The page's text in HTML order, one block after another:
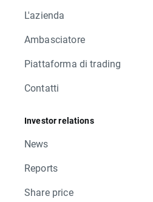
L'azienda
Ambasciatore
Piattaforma di trading
Contatti
Investor relations
News
Reports
Share price